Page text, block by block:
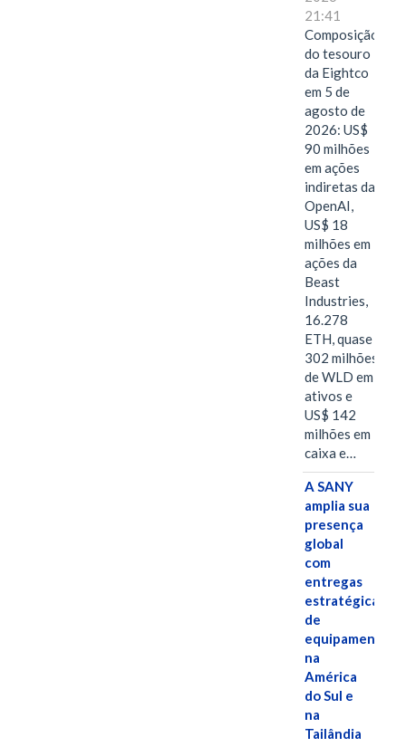
21:41
Composição
do tesouro
da Eightco
em 5 de
agosto de
2026: US$
90 milhões
em ações
indiretas da
OpenAI,
US$ 18
milhões em
ações da
Beast
Industries,
16.278
ETH, quase
302 milhões
de WLD em
ativos e
US$ 142
milhões em
caixa e…
A SANY
amplia sua
presença
global
com
entregas
estratégicas
de
equipamentos
na
América
do Sul e
na
Tailândia